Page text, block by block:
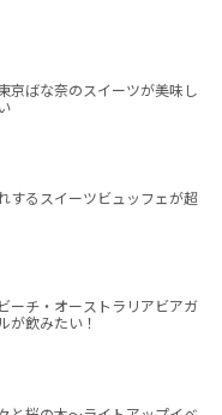
京ばな奈のスイーツが美味し
するスイーツビュッフェが超
ーチ・オーストラリアビアガ
が飲みたい！